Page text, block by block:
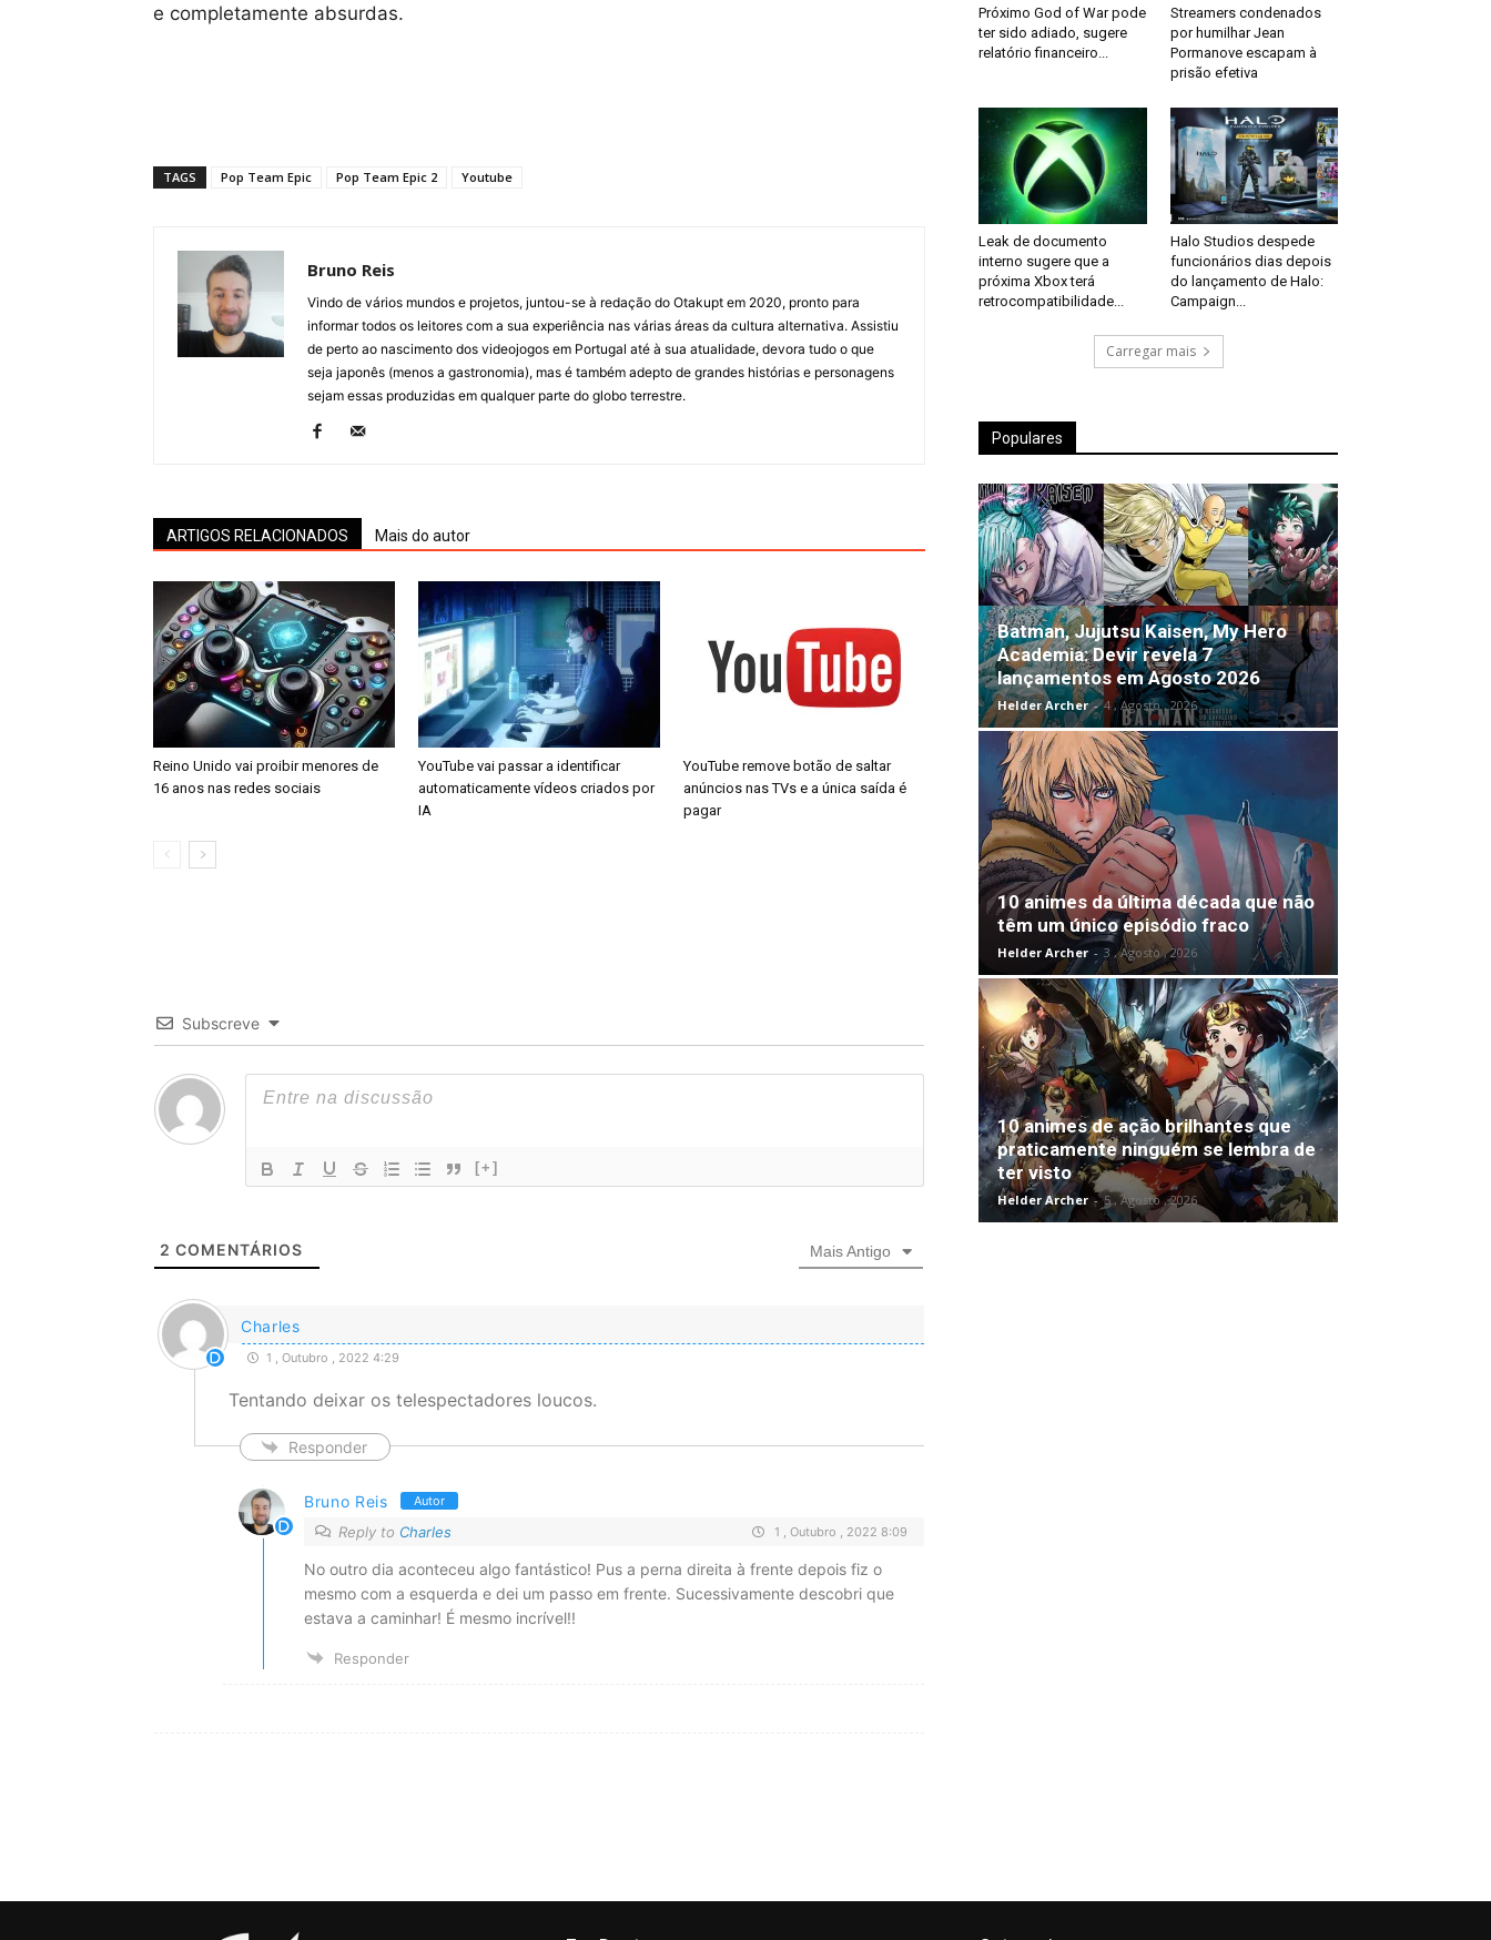
e completamente absurdas.
TAGS Pop Team Epic Pop Team Epic 2 Youtube
Bruno Reis
Vindo de vários mundos e projetos, juntou-se à redação do Otakupt em 2020, pronto para
informar todos os leitores com a sua experiência nas várias áreas da cultura alternativa. Assistiu
de perto ao nascimento dos videojogos em Portugal até à sua atualidade, devora tudo o que
seja japonês (menos a gastronomia), mas é também adepto de grandes histórias e personagens
sejam essas produzidas em qualquer parte do globo terrestre.
ARTIGOS RELACIONADOS Mais do autor
Reino Unido vai proibir menores de
16 anos nas redes sociais
YouTube vai passar a identificar
automaticamente vídeos criados por
IA
YouTube remove botão de saltar
anúncios nas TVs e a única saída é
pagar
Subscreve
[+]
2 COMENTÁRIOS Mais Antigo
Charles
1 , Outubro , 2022 4:29
Tentando deixar os telespectadores loucos.
Responder
Bruno Reis Autor
Reply to Charles 1 , Outubro , 2022 8:09
No outro dia aconteceu algo fantástico! Pus a perna direita à frente depois fiz o
mesmo com a esquerda e dei um passo em frente. Sucessivamente descobri que
estava a caminhar! É mesmo incrível!!
Responder
Próximo God of War pode
ter sido adiado, sugere
relatório financeiro...
Streamers condenados
por humilhar Jean
Pormanove escapam à
prisão efetiva
Leak de documento
interno sugere que a
próxima Xbox terá
retrocompatibilidade...
Halo Studios despede
funcionários dias depois
do lançamento de Halo:
Campaign...
Carregar mais
Populares
Batman, Jujutsu Kaisen, My Hero
Academia: Devir revela 7
lançamentos em Agosto 2026
Helder Archer - 4 , Agosto , 2026
10 animes da última década que não
têm um único episódio fraco
Helder Archer - 3 , Agosto , 2026
10 animes de ação brilhantes que
praticamente ninguém se lembra de
ter visto
Helder Archer - 5 , Agosto , 2026